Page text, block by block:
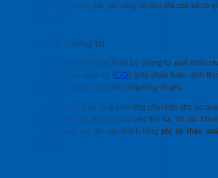
trạm trung chuyển hoặc đến các cảng có phụ phí cao sẽ có
Yêu cầu về chứng từ
Các thủ tục đặc biệt để hoàn thiện bộ chứng từ xuất khẩu
xin Giấy chứng nhận xuất xứ (C/O), giấy phép kiểm dịch
vật/động vật, hun trùng… đều làm tăng tổng chi phí.
Mỗi loại giấy tờ này đều có lệ phí riêng phải nộp cho cơ
nhà nước hoặc chi phí dịch vụ cho bên thứ ba. Và các
này sẽ được cộng vào để cấu thành tổng phí ủy thác
cuối cùng.